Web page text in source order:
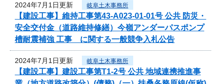
2024年7月1日更新 岐阜土木事務所
【建設工事】維持工事第43-A023-01-01号 公共 防災・
安全交付金（道路維持修繕）今嶺アンダーパスポンプ
槽耐震補強 工事 に関する一般競争入札公告
2024年7月1日更新 岐阜土木事務所
【建設工事】建設工事第T1-2号 公共 地域連携推進事